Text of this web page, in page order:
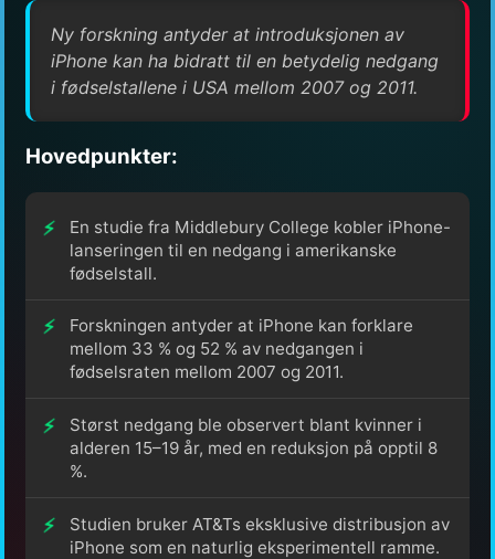
Ny forskning antyder at introduksjonen av
iPhone kan ha bidratt til en betydelig nedgang
i fødselstallene i USA mellom 2007 og 2011.
Hovedpunkter:
En studie fra Middlebury College kobler iPhone-
lanseringen til en nedgang i amerikanske
fødselstall.
Forskningen antyder at iPhone kan forklare
mellom 33 % og 52 % av nedgangen i
fødselsraten mellom 2007 og 2011.
Størst nedgang ble observert blant kvinner i
alderen 15–19 år, med en reduksjon på opptil 8
%.
Studien bruker AT&Ts eksklusive distribusjon av
iPhone som en naturlig eksperimentell ramme.